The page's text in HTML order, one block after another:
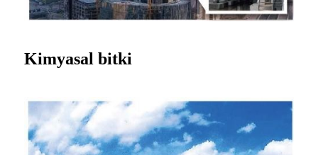
Kimyasal bitki